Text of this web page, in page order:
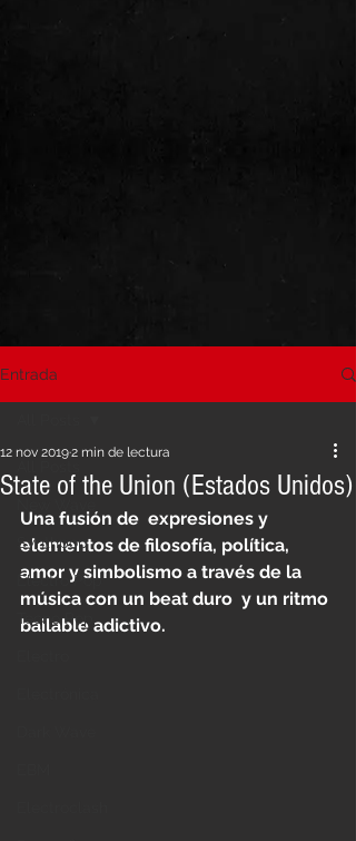
Entrada
Synthpop
Electro Pop
Tecno Pop
State of the Union (Estados Unidos)
12 nov 20192 min de lectura
Una fusión de  expresiones y
elementos de filosofía, política,
amor y simbolismo a través de la
música con un beat duro  y un ritmo
bailable adictivo.